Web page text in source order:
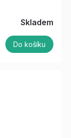
Skladem
Do košíku